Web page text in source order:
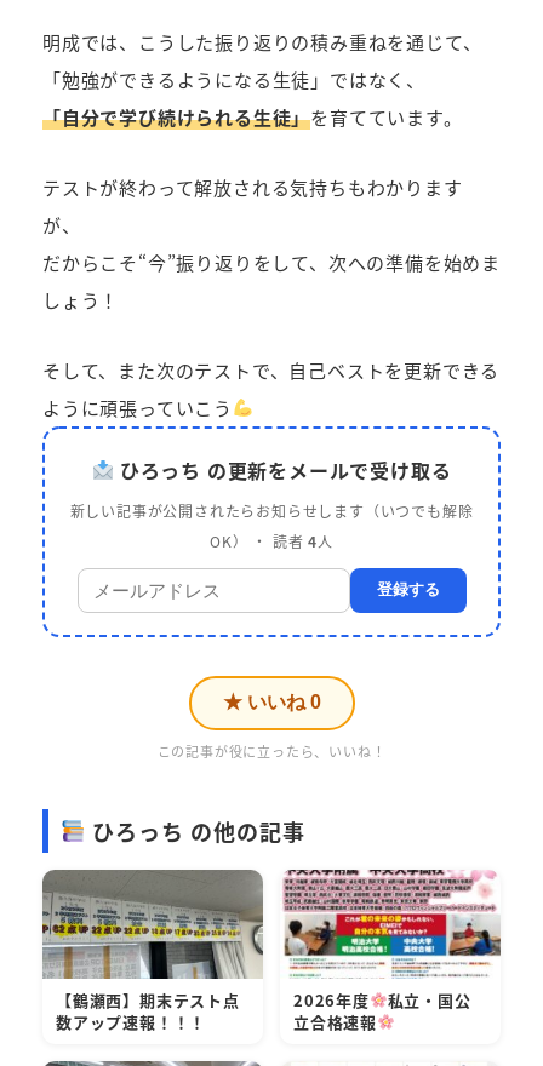
明成では、こうした振り返りの積み重ねを通じて、
「勉強ができるようになる生徒」ではなく、
「自分で学び続けられる生徒」を育てています。
テストが終わって解放される気持ちもわかります
が、
だからこそ“今”振り返りをして、次への準備を始めま
しょう！
そして、また次のテストで、自己ベストを更新できる
ように頑張っていこう
ひろっち の更新をメールで受け取る
新しい記事が公開されたらお知らせします（いつでも解除
OK） ・ 読者4人
登録する
★ いいね 0
この記事が役に立ったら、いいね！
ひろっち の他の記事
【鶴瀬西】期末テスト点
数アップ速報！！！
2026年度
私立・国公
立合格速報